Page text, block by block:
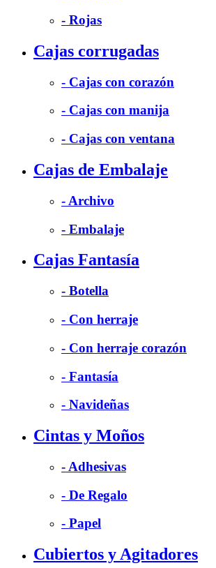
- Rojas
Cajas corrugadas
- Cajas con corazón
- Cajas con manija
- Cajas con ventana
Cajas de Embalaje
- Archivo
- Embalaje
Cajas Fantasía
- Botella
- Con herraje
- Con herraje corazón
- Fantasía
- Navideñas
Cintas y Moños
- Adhesivas
- De Regalo
- Papel
Cubiertos y Agitadores